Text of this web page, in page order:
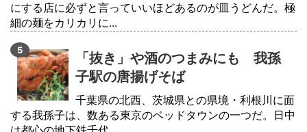
にする店に必ずと言っていいほどあるのが皿うどんだ。極
細の麺をカリカリに...
「抜き」や酒のつまみにも 我孫
子駅の唐揚げそば
千葉県の北西、茨城県との県境・利根川に面
する我孫子は、数ある東京のベッドタウンの一つだ。日中